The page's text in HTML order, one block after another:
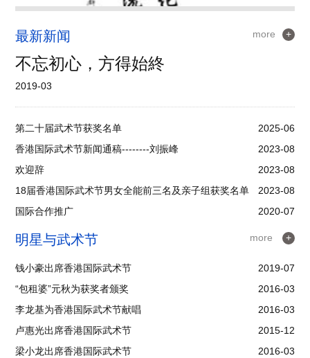
more +
最新新闻
不忘初心，方得始終
2019-03
2025-06
第二十届武术节获奖名单
2023-08
香港国际武术节新闻通稿--------刘振峰
2023-08
欢迎辞
2023-08
18届香港国际武术节男女全能前三名及亲子组获奖名单
2020-07
国际合作推广
more +
明星与武术节
2019-07
钱小豪出席香港国际武术节
2016-03
“包租婆”元秋为获奖者颁奖
2016-03
李龙基为香港国际武术节献唱
2015-12
卢惠光出席香港国际武术节
2016-03
梁小龙出席香港国际武术节